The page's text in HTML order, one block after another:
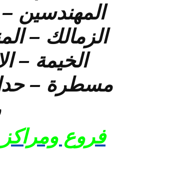
المهندسين
الزمالك –
الخيمة –
مسطرة –
فروع